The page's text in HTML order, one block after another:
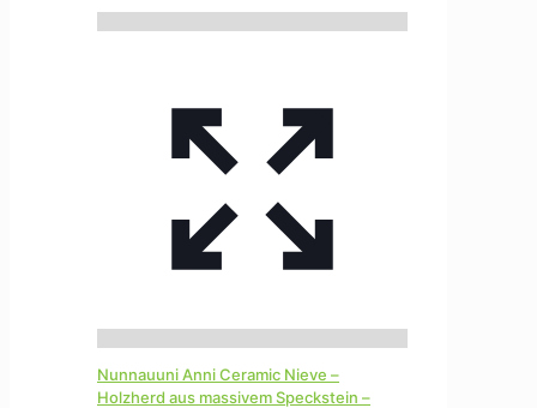
Nunnauuni Anni Ceramic Nieve –
Holzherd aus massivem Speckstein –